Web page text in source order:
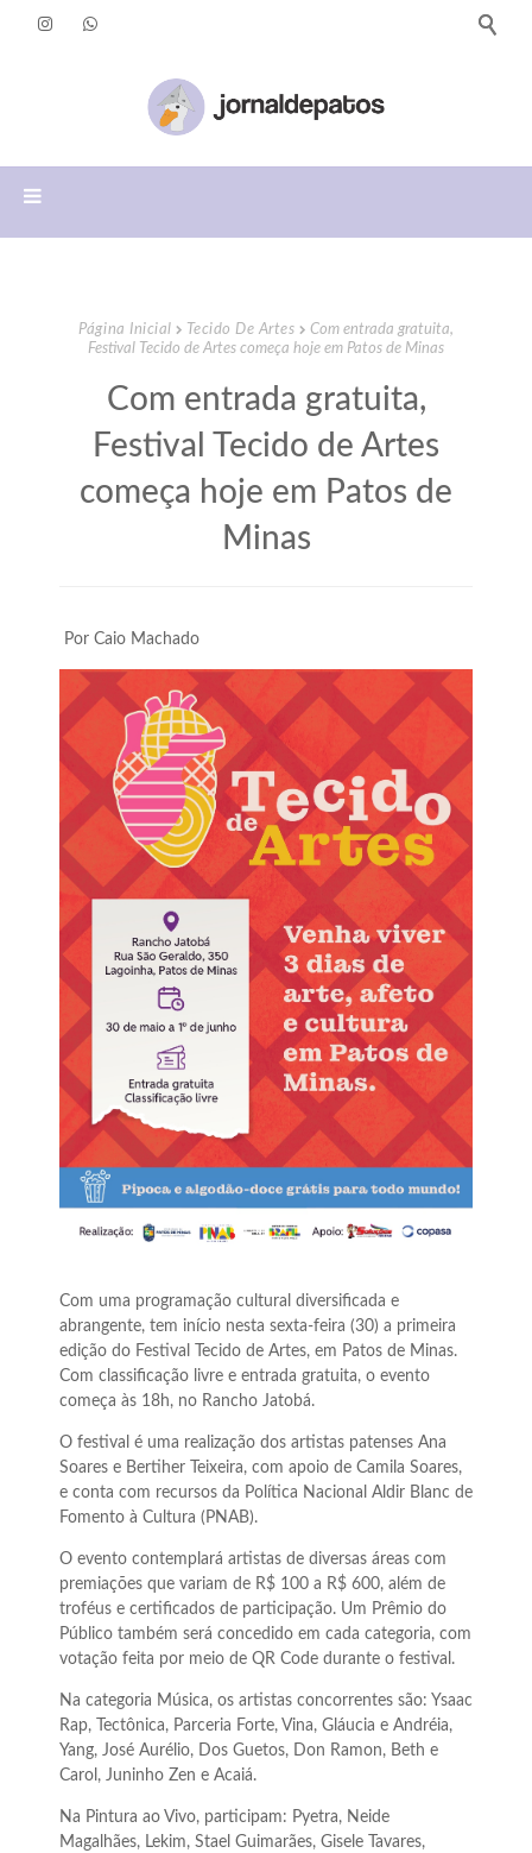
Página Inicial Tecido De Artes
Com entrada gratuita,
Festival Tecido de Artes começa hoje em Patos de Minas
Com entrada gratuita,
Festival Tecido de Artes
começa hoje em Patos de
Minas
Por Caio Machado
Com uma programação cultural diversificada e
abrangente, tem início nesta sexta-feira (30) a primeira
edição do Festival Tecido de Artes, em Patos de Minas.
Com classificação livre e entrada gratuita, o evento
começa às 18h, no Rancho Jatobá.
O festival é uma realização dos artistas patenses Ana
Soares e Bertiher Teixeira, com apoio de Camila Soares,
e conta com recursos da Política Nacional Aldir Blanc de
Fomento à Cultura (PNAB).
O evento contemplará artistas de diversas áreas com
premiações que variam de R$ 100 a R$ 600, além de
troféus e certificados de participação. Um Prêmio do
Público também será concedido em cada categoria, com
votação feita por meio de QR Code durante o festival.
Na categoria Música, os artistas concorrentes são: Ysaac
Rap, Tectônica, Parceria Forte, Vina, Gláucia e Andréia,
Yang, José Aurélio, Dos Guetos, Don Ramon, Beth e
Carol, Juninho Zen e Acaiá.
Na Pintura ao Vivo, participam: Pyetra, Neide
Magalhães, Lekim, Stael Guimarães, Gisele Tavares,